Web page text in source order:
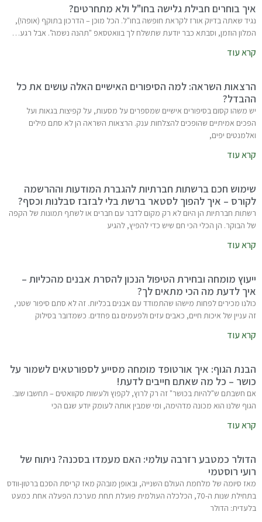
איך בוחרים חבילת גלישה בחו"ל ולא מתחרטים?
נגיד שאתה בדיוק אורז לקראת חופשה בחו"ל. הכל מוכן – הדרכון בתוקף (אופה!),
המלון הוזמן, וסבתא כבר יודעת שתשלח לך בוואטסאפ "תהנה נשמה". אבל רגע…
קרא עוד
הרצאות השראה: למה הסיפורים האישיים האלה עושים את כל
ההבדל?
יש משהו קסום בסיפורים אישיים שמספרים על מסעות, על קפיצות בגאות ועל
הפכים אמיתיים שהופכים להצלחות ענק. הרצאות השראה הן לא סתם מילים
ואלמנטים יפים,
קרא עוד
שימוש חכם ברשתות חברתיות להגברת המודעות וההרשמה
לקורס – איך להפוך לסטאר ברשת בלי לבזבז סבלנות וכסף?
רשתות חברתיות הן היום לא רק מקום לדבר עם חברים או לשתף תמונות של הקפה
של הבוקר. הן הכלי הכי חם שיש כדי להפיץ, להגיע
קרא עוד
ייעוץ מומחה ובחירת הטיפול הנכון להסרת אבנים מהכליות –
איך לדעת מה הכי מתאים לך?
כולנו מכירים לפחות מישהו שהתמודד עם אבנים בכליות. זה לא סתם סיפור שטני,
זה עניין של איכות חיים, כאבים עזים ולפעמים גם פחדים. כשמדובר בסילוק
קרא עוד
הבנת הגוף: איך אורטופד מומחה מסייע לספורטאים לשמור על
כושר – כל מה שאתם חייבים לדעת!
אם חשבתם ש"להיות בכושר" זה רק לרוץ, לקפוץ ולעשות סקוואטים – תחשבו שוב.
הגוף שלנו הוא מכונה מדהימה, ומי שמבין אותה לעומק יודע שגם הכי
קרא עוד
הדולר כמטבע רזרבה עולמי: האם מעמדו בסכנה? ניתוח של
רועי רוסטמי
מאז סיומה של מלחמת העולם השנייה, ובאופן מובהק מאז קריסת הסכם ברטון-וודס
בתחילת שנות ה-70, הכלכלה העולמית פועלת תחת מערכת הפעלה אחת כמעט
בלעדית: הדולר